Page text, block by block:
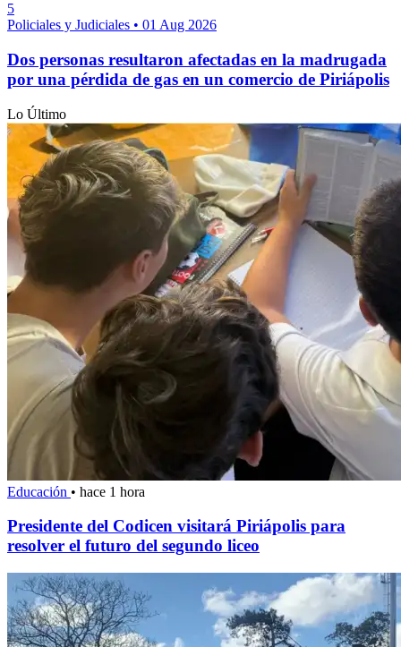
5
Policiales y Judiciales • 01 Aug 2026
Dos personas resultaron afectadas en la madrugada
por una pérdida de gas en un comercio de Piriápolis
Lo Último
Educación • hace 1 hora
Presidente del Codicen visitará Piriápolis para
resolver el futuro del segundo liceo